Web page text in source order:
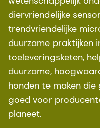
diervriendelijke
trendvriendelijke
duurzame praktijken
toeleveringsketen,
duurzame,
honden te maken
goed voor
planeet.